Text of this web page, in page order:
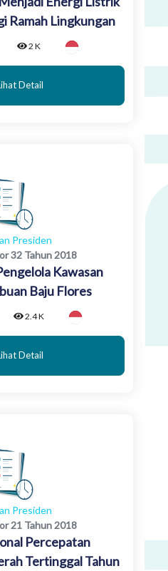
Ramah Lingkungan
2 K
Detail
Presiden
32 Tahun 2018
Kawasan
Baju Flores
2.4 K
Detail
Presiden
21 Tahun 2018
Percepatan
Tertinggal Tahun